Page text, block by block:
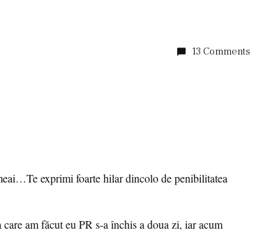
13 Comments
exprimi foarte hilar dincolo de penibilitatea
am făcut eu PR s-a închis a doua zi, iar acum